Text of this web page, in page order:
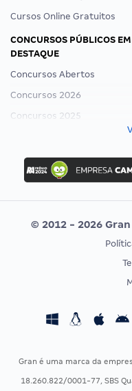
Cursos Online Gratuitos
CONCURSOS PÚBLICOS EM
DESTAQUE
Concursos Abertos
Concursos 2026
Concursos 2025
Concurso Nacional
Concurso Ibama
Concurso MPU
Editais publicados
CONCURSOS POR
Concursos Fiscais
© 2012 - 2026
Gran é uma marca da
18.260.822/0001-77, SBS